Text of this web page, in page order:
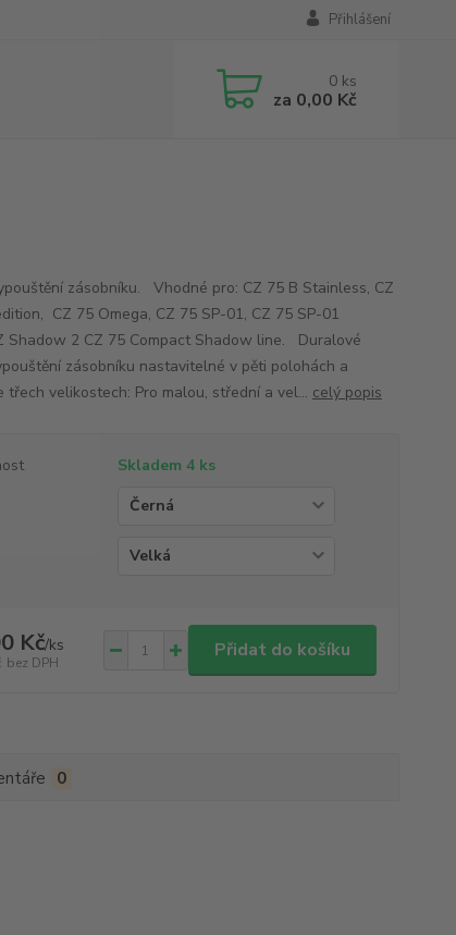
Přihlášení
0 ks
za 0,00 Kč
zásobníku. Vhodné pro: CZ 75 B Stainless, CZ
CZ 75 Omega, CZ 75 SP-01, CZ 75 SP-01
Shadow 2 CZ 75 Compact Shadow line. Duralové
zásobníku nastavitelné v pěti polohách a
třech velikostech: Pro malou, střední a vel... celý popis
Skladem 4 ks
Kč/ks
bez DPH
Přidat do košíku
0